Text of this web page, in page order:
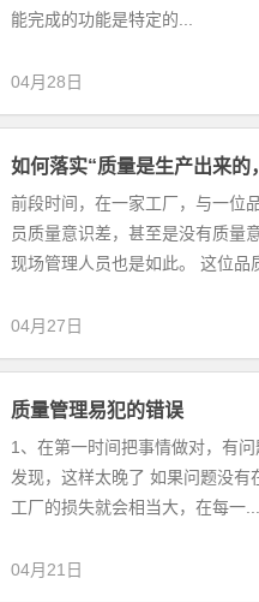
能完成的功能是特定的...
04月28日
如何落实“质量是生产出来的
前段时间，在一家工厂，与一位
员质量意识差，甚至是没有质量
现场管理人员也是如此。 这位品
04月27日
质量管理易犯的错误
1、在第一时间把事情做对，有
发现，这样太晚了 如果问题没有
工厂的损失就会相当大，在每一...
04月21日